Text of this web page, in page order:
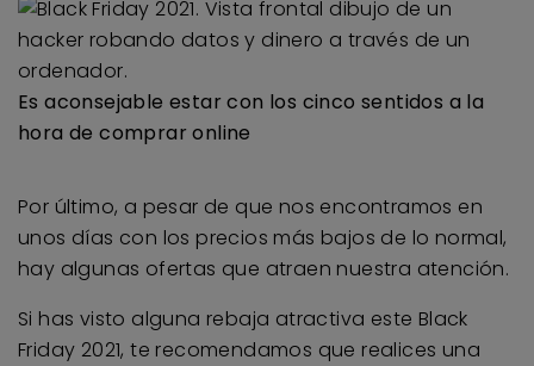
Es aconsejable estar con los cinco sentidos a la
hora de comprar online
Por último, a pesar de que nos encontramos en
unos días con los precios más bajos de lo normal,
hay algunas ofertas que atraen nuestra atención.
Si has visto alguna rebaja atractiva este Black
Friday 2021, te recomendamos que realices una